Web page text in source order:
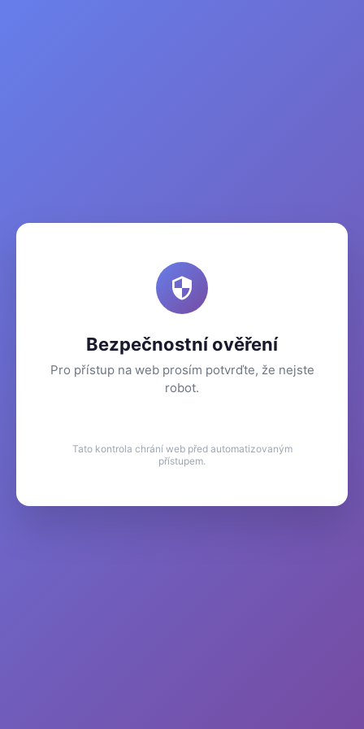
Bezpečnostní ověření
Pro přístup na web prosím potvrďte, že nejste
robot.
Tato kontrola chrání web před automatizovaným
přístupem.